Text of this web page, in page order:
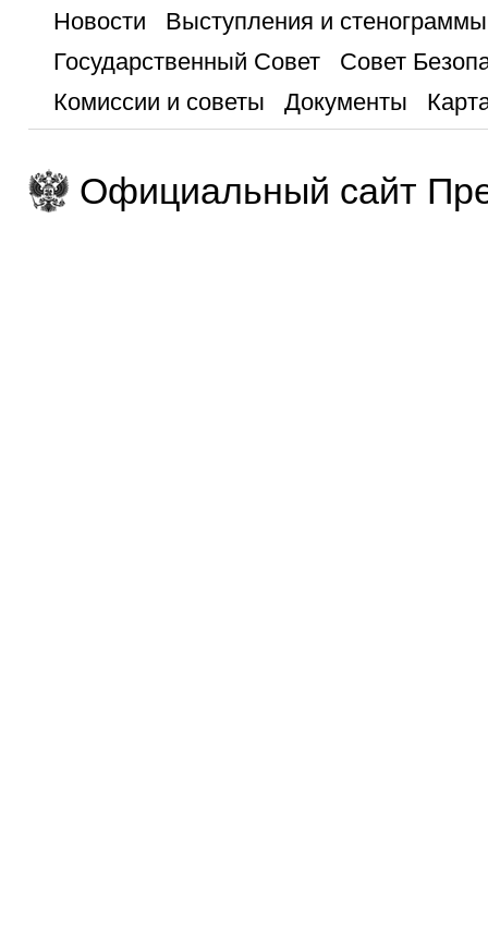
Новости
Выступления и стенограммы
Государственный Совет
Совет
Комиссии и советы
Документы
Официальный сайт